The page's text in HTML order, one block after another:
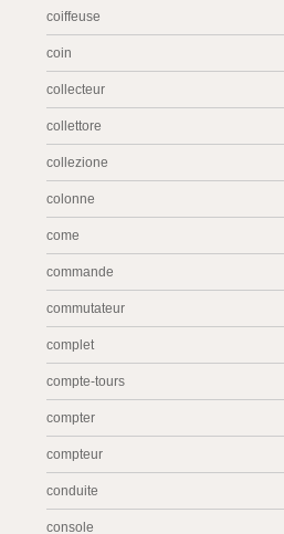
coiffeuse
coin
collecteur
collettore
collezione
colonne
come
commande
commutateur
complet
compte-tours
compter
compteur
conduite
console